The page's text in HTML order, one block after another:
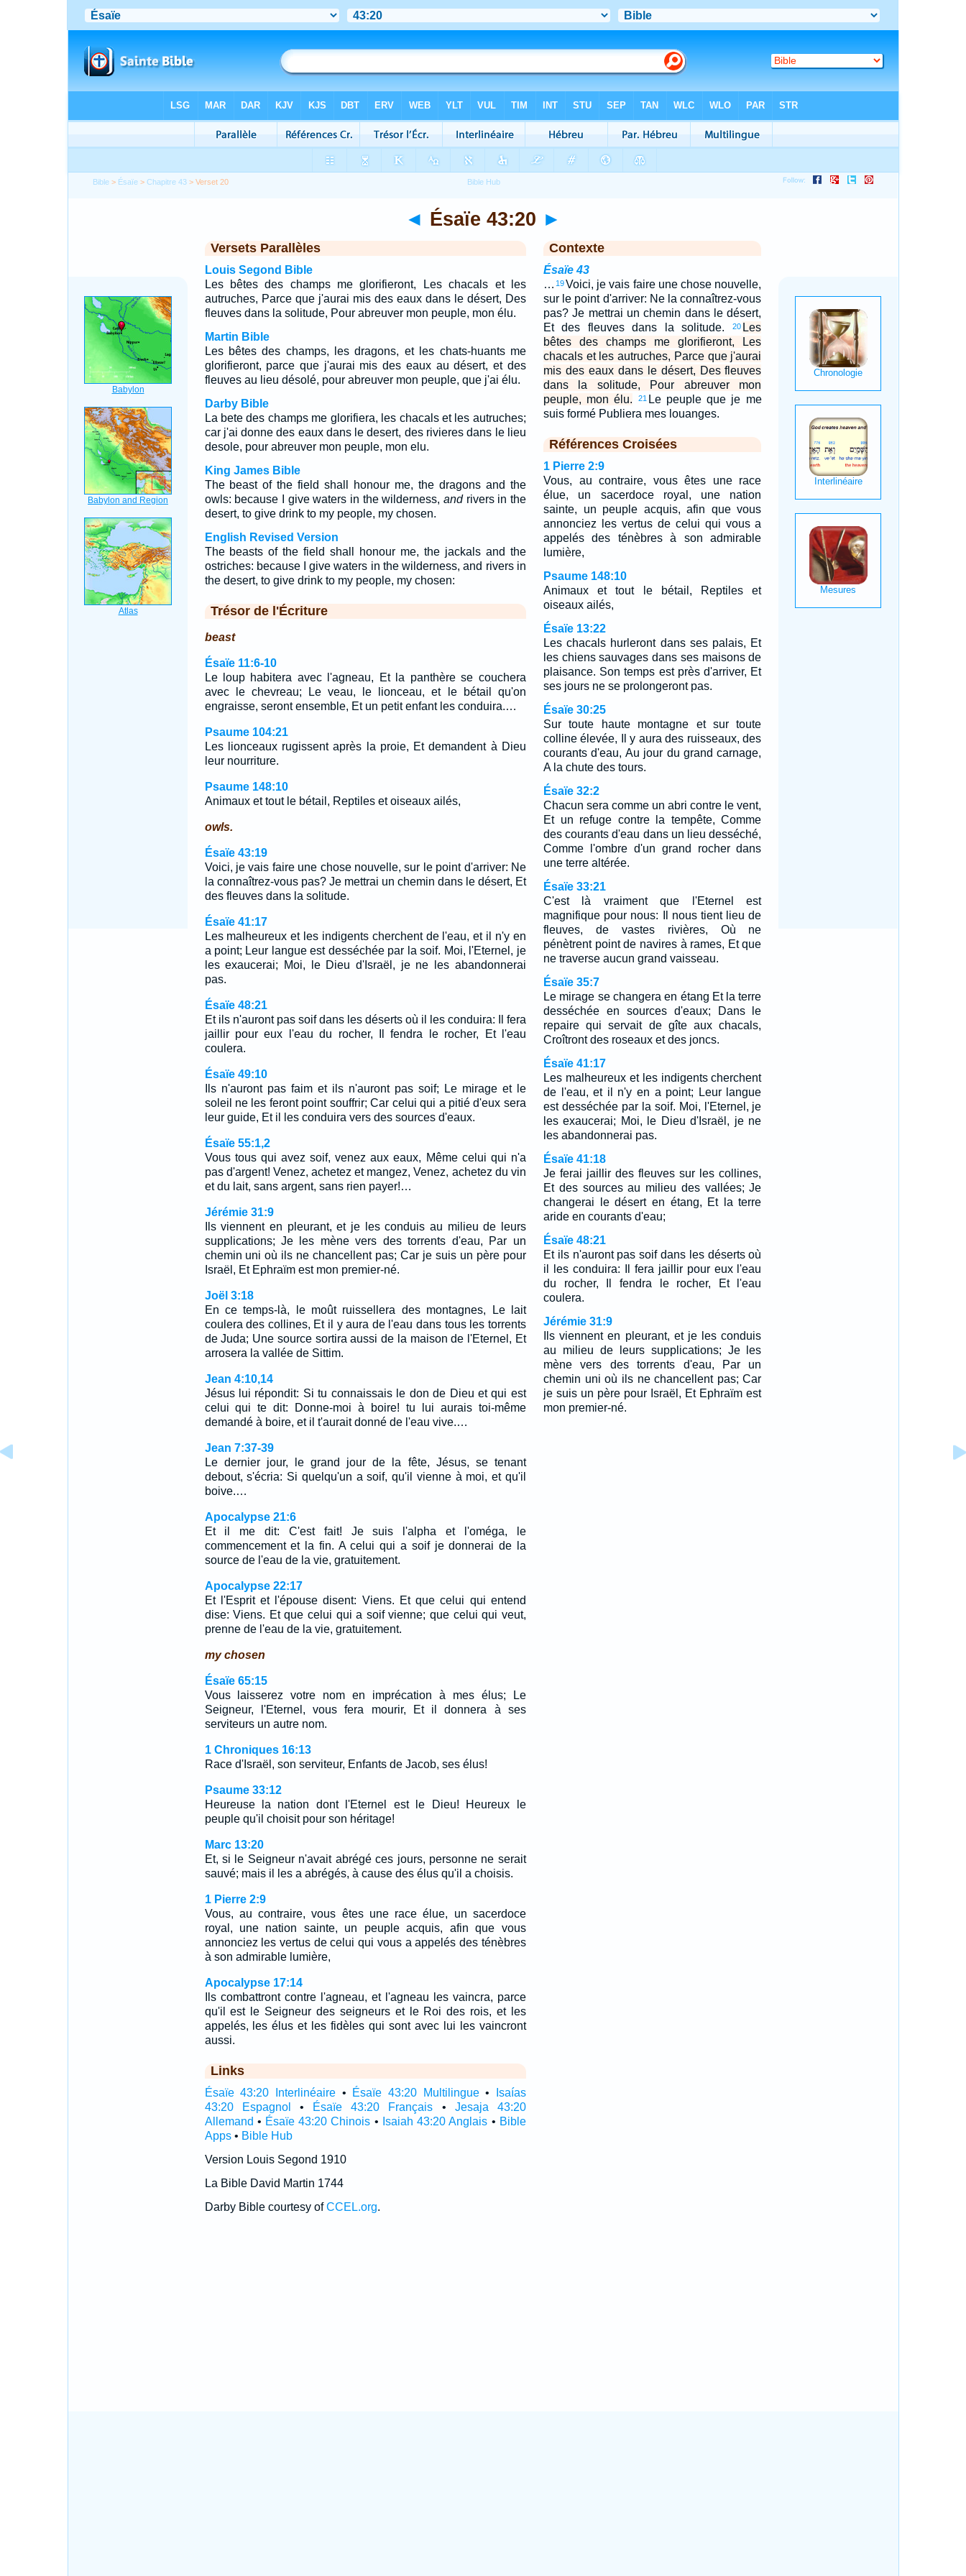
Bible > Ésaïe >Chapitre 43 > Verset 20
◄ Ésaïe 43:20 ►
Versets Parallèles
Louis Segond Bible
Les bêtes des champs me glorifieront, Les chacals et les
autruches, Parce que j'aurai mis des eaux dans le désert, Des
fleuves dans la solitude, Pour abreuver mon peuple, mon élu.
Martin Bible
Les bêtes des champs, les dragons, et les chats-huants me
glorifieront, parce que j'aurai mis des eaux au désert, et des
fleuves au lieu désolé, pour abreuver mon peuple, que j'ai élu.
Darby Bible
La bete des champs me glorifiera, les chacals et les autruches;
car j'ai donne des eaux dans le desert, des rivieres dans le lieu
desole, pour abreuver mon peuple, mon elu.
King James Bible
The beast of the field shall honour me, the dragons and the
owls: because I give waters in the wilderness, andrivers in the
desert, to give drink to my people, my chosen.
English Revised Version
The beasts of the field shall honour me, the jackals and the
ostriches: because I give waters in the wilderness, and rivers in
the desert, to give drink to my people, my chosen:
Trésor de l'Écriture
beast
Ésaïe 11:6-10
Le loup habitera avec l'agneau, Et la panthère se couchera
avec le chevreau; Le veau, le lionceau, et le bétail qu'on
engraisse, seront ensemble, Et un petit enfant les conduira.…
Psaume 104:21
Les lionceaux rugissent après la proie, Et demandent à Dieu
leur nourriture.
Psaume 148:10
Animaux et tout le bétail, Reptiles et oiseaux ailés,
owls.
Ésaïe 43:19
Voici, je vais faire une chose nouvelle, sur le point d'arriver: Ne
la connaîtrez-vous pas? Je mettrai un chemin dans le désert, Et
des fleuves dans la solitude.
Ésaïe 41:17
Les malheureux et les indigents cherchent de l'eau, et il n'y en
a point; Leur langue est desséchée par la soif. Moi, l'Eternel, je
les exaucerai; Moi, le Dieu d'Israël, je ne les abandonnerai
pas.
Ésaïe 48:21
Et ils n'auront pas soif dans les déserts où il les conduira: Il fera
jaillir pour eux l'eau du rocher, Il fendra le rocher, Et l'eau
coulera.
Ésaïe 49:10
Ils n'auront pas faim et ils n'auront pas soif; Le mirage et le
soleil ne les feront point souffrir; Car celui qui a pitié d'eux sera
leur guide, Et il les conduira vers des sources d'eaux.
Ésaïe 55:1,2
Vous tous qui avez soif, venez aux eaux, Même celui qui n'a
pas d'argent! Venez, achetez et mangez, Venez, achetez du vin
et du lait, sans argent, sans rien payer!…
Jérémie 31:9
Ils viennent en pleurant, et je les conduis au milieu de leurs
supplications; Je les mène vers des torrents d'eau, Par un
chemin uni où ils ne chancellent pas; Car je suis un père pour
Israël, Et Ephraïm est mon premier-né.
Joël 3:18
En ce temps-là, le moût ruissellera des montagnes, Le lait
coulera des collines, Et il y aura de l'eau dans tous les torrents
de Juda; Une source sortira aussi de la maison de l'Eternel, Et
arrosera la vallée de Sittim.
Jean 4:10,14
Jésus lui répondit: Si tu connaissais le don de Dieu et qui est
celui qui te dit: Donne-moi à boire! tu lui aurais toi-même
demandé à boire, et il t'aurait donné de l'eau vive.…
Jean 7:37-39
Le dernier jour, le grand jour de la fête, Jésus, se tenant
debout, s'écria: Si quelqu'un a soif, qu'il vienne à moi, et qu'il
boive.…
Apocalypse 21:6
Et il me dit: C'est fait! Je suis l'alpha et l'oméga, le
commencement et la fin. A celui qui a soif je donnerai de la
source de l'eau de la vie, gratuitement.
Apocalypse 22:17
Et l'Esprit et l'épouse disent: Viens. Et que celui qui entend
dise: Viens. Et que celui qui a soif vienne; que celui qui veut,
prenne de l'eau de la vie, gratuitement.
my chosen
Ésaïe 65:15
Vous laisserez votre nom en imprécation à mes élus; Le
Seigneur, l'Eternel, vous fera mourir, Et il donnera à ses
serviteurs un autre nom.
1 Chroniques 16:13
Race d'Israël, son serviteur, Enfants de Jacob, ses élus!
Psaume 33:12
Heureuse la nation dont l'Eternel est le Dieu! Heureux le
peuple qu'il choisit pour son héritage!
Marc 13:20
Et, si le Seigneur n'avait abrégé ces jours, personne ne serait
sauvé; mais il les a abrégés, à cause des élus qu'il a choisis.
1 Pierre 2:9
Vous, au contraire, vous êtes une race élue, un sacerdoce
royal, une nation sainte, un peuple acquis, afin que vous
annonciez les vertus de celui qui vous a appelés des ténèbres
à son admirable lumière,
Apocalypse 17:14
Ils combattront contre l'agneau, et l'agneau les vaincra, parce
qu'il est le Seigneur des seigneurs et le Roi des rois, et les
appelés, les élus et les fidèles qui sont avec lui les vaincront
aussi.
Links
Ésaïe 43:20 Interlinéaire• Ésaïe 43:20 Multilingue•
Isaías
43:20 Espagnol
• Ésaïe 43:20 Français • Jesaja 43:20
Allemand • Ésaïe 43:20 Chinois • Isaiah 43:20 Anglais • Bible
Apps• Bible Hub
Version Louis Segond 1910
La Bible David Martin 1744
Darby Bible courtesy ofCCEL.org.
Contexte
Ésaïe 43
… 19Voici, je vais faire une chose nouvelle,
sur le point d'arriver: Ne la connaîtrez-vous
pas? Je mettrai un chemin dans le désert,
Et des fleuves dans la solitude.
20 Les
bêtes des champs me glorifieront, Les
chacals et les autruches, Parce que j'aurai
mis des eaux dans le désert, Des fleuves
dans la solitude, Pour abreuver mon
peuple, mon élu.
21 Le peuple que je me
suis formé Publiera mes louanges.
Références Croisées
1 Pierre 2:9
Vous, au contraire, vous êtes une race
élue, un sacerdoce royal, une nation
sainte, un peuple acquis, afin que vous
annonciez les vertus de celui qui vous a
appelés des ténèbres à son admirable
lumière,
Psaume 148:10
Animaux et tout le bétail, Reptiles et
oiseaux ailés,
Ésaïe 13:22
Les chacals hurleront dans ses palais, Et
les chiens sauvages dans ses maisons de
plaisance. Son temps est près d'arriver, Et
ses jours ne se prolongeront pas.
Ésaïe 30:25
Sur toute haute montagne et sur toute
colline élevée, Il y aura des ruisseaux, des
courants d'eau, Au jour du grand carnage,
A la chute des tours.
Ésaïe 32:2
Chacun sera comme un abri contre le vent,
Et un refuge contre la tempête, Comme
des courants d'eau dans un lieu desséché,
Comme l'ombre d'un grand rocher dans
une terre altérée.
Ésaïe 33:21
C'est là vraiment que l'Eternel est
magnifique pour nous: Il nous tient lieu de
fleuves, de vastes rivières, Où ne
pénètrent point de navires à rames, Et que
ne traverse aucun grand vaisseau.
Ésaïe 35:7
Le mirage se changera en étang Et la terre
desséchée en sources d'eaux; Dans le
repaire qui servait de gîte aux chacals,
Croîtront des roseaux et des joncs.
Ésaïe 41:17
Les malheureux et les indigents cherchent
de l'eau, et il n'y en a point; Leur langue
est desséchée par la soif. Moi, l'Eternel, je
les exaucerai; Moi, le Dieu d'Israël, je ne
les abandonnerai pas.
Ésaïe 41:18
Je ferai jaillir des fleuves sur les collines,
Et des sources au milieu des vallées; Je
changerai le désert en étang, Et la terre
aride en courants d'eau;
Ésaïe 48:21
Et ils n'auront pas soif dans les déserts où
il les conduira: Il fera jaillir pour eux l'eau
du rocher, Il fendra le rocher, Et l'eau
coulera.
Jérémie 31:9
Ils viennent en pleurant, et je les conduis
au milieu de leurs supplications; Je les
mène vers des torrents d'eau, Par un
chemin uni où ils ne chancellent pas; Car
je suis un père pour Israël, Et Ephraïm est
mon premier-né.